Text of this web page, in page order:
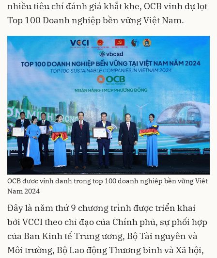
nhiều tiêu chí đánh giá khắt khe, OCB vinh dự lọt
Top 100 Doanh nghiệp bền vững Việt Nam.
OCB được vinh danh trong top 100 doanh nghiệp bền vững Việt
Nam 2024
Đây là năm thứ 9 chương trình được triển khai
bởi VCCI theo chỉ đạo của Chính phủ, sự phối hợp
của Ban Kinh tế Trung ương, Bộ Tài nguyên và
Môi trường, Bộ Lao động Thương binh và Xã hội,